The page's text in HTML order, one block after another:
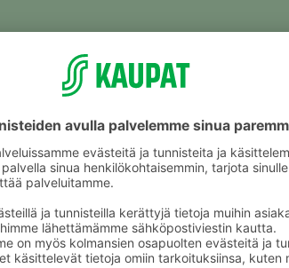
kauppareissusi tiedot
helposti koko
perheelle
S-ostoslista-sovelluksesta löydät nyt
valikoimat ja tuotteiden hinnat. Voit
rakentaa ostoslistan kätevästi
sovelluksessa ja jakaa sen